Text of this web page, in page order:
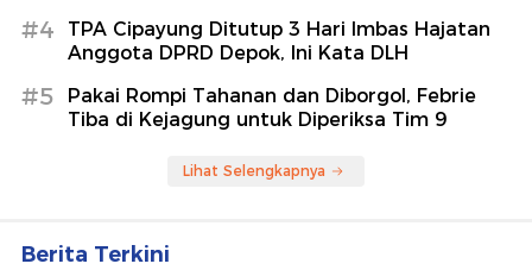
#4
TPA Cipayung Ditutup 3 Hari Imbas Hajatan
Anggota DPRD Depok, Ini Kata DLH
#5
Pakai Rompi Tahanan dan Diborgol, Febrie
Tiba di Kejagung untuk Diperiksa Tim 9
Lihat Selengkapnya
Berita Terkini